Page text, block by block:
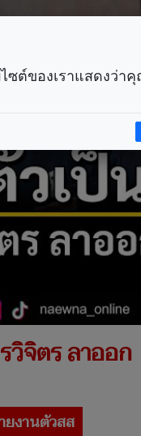
จิตร ลาออก
ยงานตัวสส
ซต์ของเราแสดงว่า